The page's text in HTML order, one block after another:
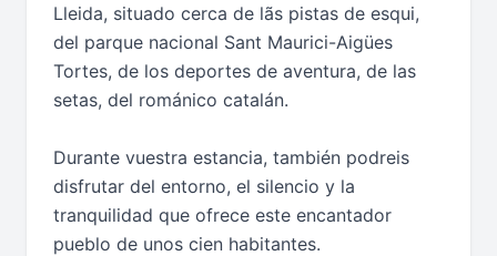
Lleida, situado cerca de lãs pistas de esqui,
del parque nacional Sant Maurici-Aigües
Tortes, de los deportes de aventura, de las
setas, del románico catalán.
Durante vuestra estancia, también podreis
disfrutar del entorno, el silencio y la
tranquilidad que ofrece este encantador
pueblo de unos cien habitantes.